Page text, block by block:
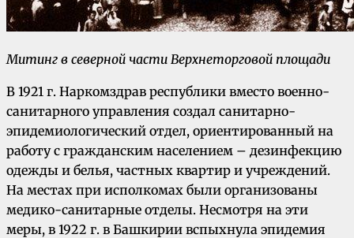
Митинг в северной части Верхнеторговой площади
В 1921 г. Наркомздрав республики вместо военно-
санитарного управления создал санитарно-
эпидемиологический отдел, ориентированный на
работу с гражданским населением – дезинфекцию
одежды и белья, частных квартир и учреждений.
На местах при исполкомах были организованы
медико-санитарные отделы. Несмотря на эти
меры, в 1922 г. в Башкирии вспыхнула эпидемия